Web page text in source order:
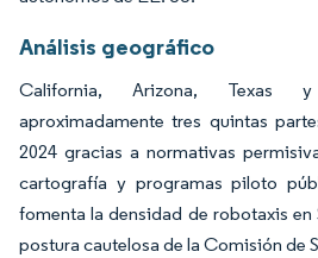
Análisis geográfico
California, Arizona, Texas
aproximadamente tres quintas
2024 gracias a normativas
cartografía y programas piloto
fomenta la densidad de robotaxis en
postura cautelosa de la Comisión de